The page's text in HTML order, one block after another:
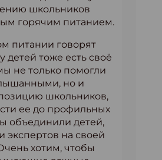
школьников
горячим питанием.
питании говорят
детей тоже есть своё
не только помогли
но и
школьников,
ее до профильных
объединили детей,
экспертов на своей
хотим, чтобы